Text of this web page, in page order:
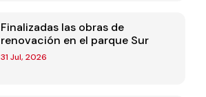
Finalizadas las obras de
renovación en el parque Sur
31 Jul, 2026